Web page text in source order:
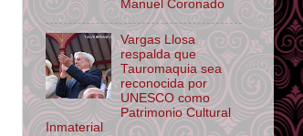
Manuel Coronado
Vargas Llosa
respalda que
Tauromaquia sea
reconocida por
UNESCO como
Patrimonio Cultural
Inmaterial